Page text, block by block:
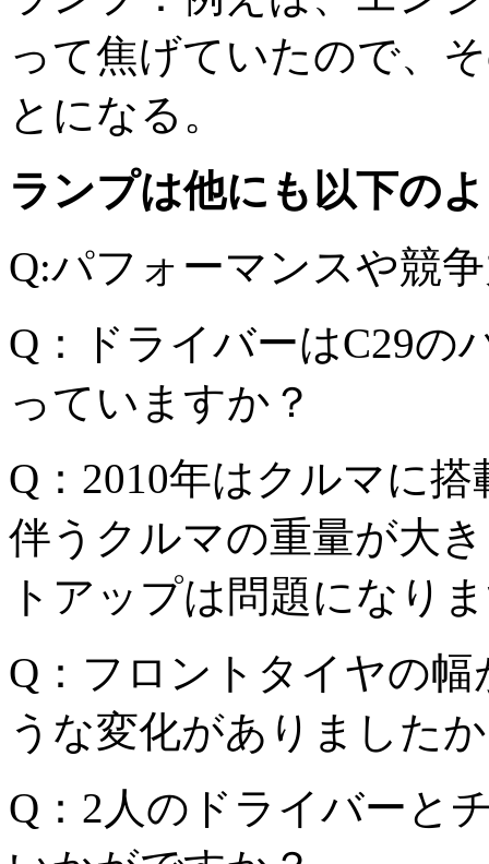
って焦げていたので、
とになる。
ランプは他にも以下の
Q:パフォーマンスや競
Q：ドライバーはC29の
っていますか？
Q：2010年はクルマに
伴うクルマの重量が大
トアップは問題になり
Q：フロントタイヤの
うな変化がありました
Q：2人のドライバーと